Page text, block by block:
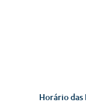
Horário das